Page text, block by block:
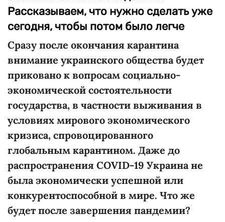
Рассказываем, что нужно сделать уже
сегодня, чтобы потом было легче
Сразу после окончания карантина
внимание украинского общества будет
приковано к вопросам социально-
экономической состоятельности
государства, в частности выживания в
условиях мирового экономического
кризиса, спровоцированного
глобальным карантином. Даже до
распространения COVID-19 Украина не
была экономически успешной или
конкурентоспособной в мире. Что же
будет после завершения пандемии?